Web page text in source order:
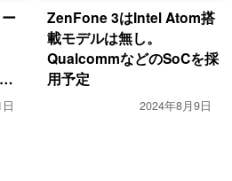
ZenFone 3はIntel Atom搭
載モデルは無し。
QualcommなどのSoCを採
用予定
2024年8月9日